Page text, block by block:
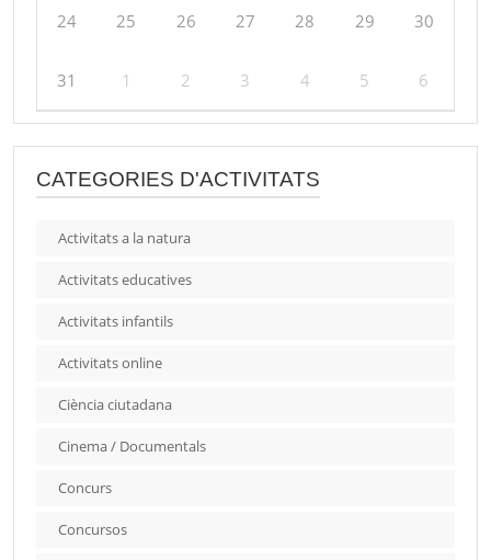
24 25 26 27 28 29 30
31 1 2 3 4 5 6
CATEGORIES D'ACTIVITATS
Activitats a la natura
Activitats educatives
Activitats infantils
Activitats online
Ciència ciutadana
Cinema / Documentals
Concurs
Concursos